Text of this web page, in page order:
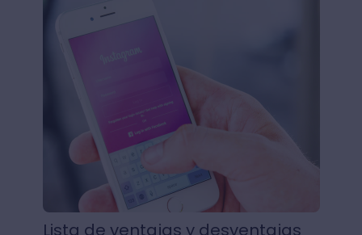
Lista de ventajas y desventajas